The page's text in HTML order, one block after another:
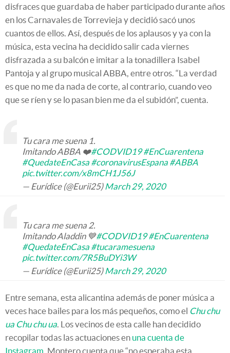
disfraces que guardaba de haber participado durante años
en los Carnavales de Torrevieja y decidió sacó unos
cuantos de ellos. Así, después de los aplausos y ya con la
música, esta vecina ha decidido salir cada viernes
disfrazada a su balcón e imitar a la tonadillera Isabel
Pantoja y al grupo musical ABBA, entre otros. “La verdad
es que no me da nada de corte, al contrario, cuando veo
que se ríen y se lo pasan bien me da el subidón”, cuenta.
Tu cara me suena 1.
Imitando ABBA ❤️#CODVID19 #EnCuarentena
#QuedateEnCasa #coronavirusEspana #ABBA
pic.twitter.com/x8mCH1J56J
— Eurídice (@Eurii25) March 29, 2020
Tu cara me suena 2.
Imitando Aladdin 💙#CODVID19 #EnCuarentena
#QuedateEnCasa #tucaramesuena
pic.twitter.com/7R5BuDYi3W
— Eurídice (@Eurii25) March 29, 2020
Entre semana, esta alicantina además de poner música a
veces hace bailes para los más pequeños, como el Chu chu
ua Chu chu ua . Los vecinos de esta calle han decidido
recopilar todas las actuaciones en una cuenta de
Instagram . Montero cuenta que “no esperaba esta